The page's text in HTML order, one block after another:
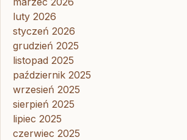
luty 2026
styczeń 2026
grudzień 2025
listopad 2025
październik 2025
wrzesień 2025
sierpień 2025
lipiec 2025
czerwiec 2025